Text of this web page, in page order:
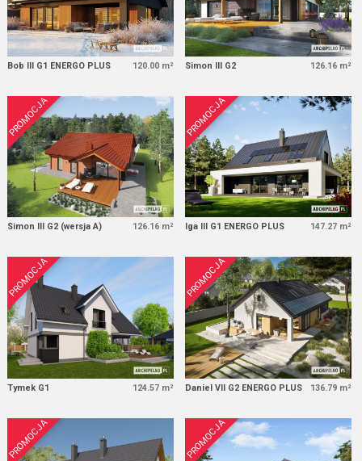
Bob III G1 ENERGO PLUS 120.00 m² Simon III G2 126.16 m²
PROMOCJA
Simon III G2 (wersja A) 126.16 m²
PROMOCJA
Iga III G1 ENERGO PLUS 147.27 m²
PROMOCJA
Tymek G1 124.57 m²
PROMOCJA
Daniel VII G2 ENERGO PLUS 136.79 m²
PROMOCJA PROMOCJA